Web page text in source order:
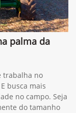
palma da
trabalha no
busca mais
no campo. Seja
do tamanho